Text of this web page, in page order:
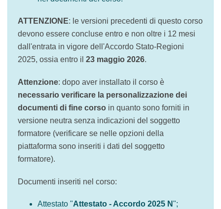
corso devono essere concluse entro e non oltre i
12 mesi dall'entrata in vigore dell'Accordo Stato-
Regioni 2025, ossia entro il23 maggio 2026.
necessario verificare la personalizzazione dei
documenti di fine corsoin quanto sono forniti in
versione neutra senza indicazioni del soggetto
formatore (verificare se nelle opzioni della
piattaforma sono inseriti i dati del soggetto
formatore).
Attestato "Verbale di riepilogo del corso -